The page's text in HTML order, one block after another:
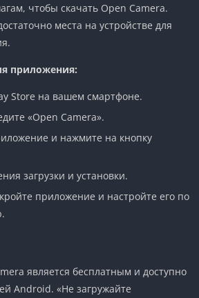
чтобы скачать Open Camera.
места на устройстве для
приложения:
Store на вашем смартфоне.
«Open Camera».
и нажмите на кнопку
загрузки и установки.
приложение и настройте его по
является бесплатным и доступно
Android. «Не загружайте